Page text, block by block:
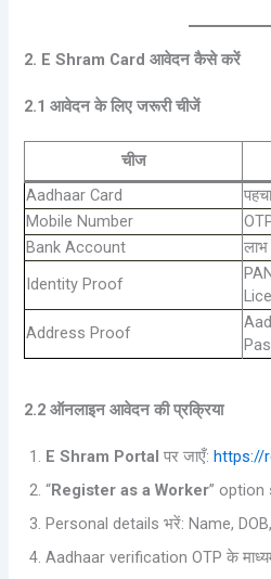
2. E Shram Card आवेदन कैसे करें
2.1 आवेदन के लिए जरूरी चीजें
चीज
Aadhaar Card
Mobile Number
Bank Account
Identity Proof
Address Proof
2.2 ऑनलाइन आवेदन की प्रक्रिया
E Shram Portal पर जाएँ:https://
“Register as a Worker” option
Personal details भरें: Name,
Aadhaar verification OTP के